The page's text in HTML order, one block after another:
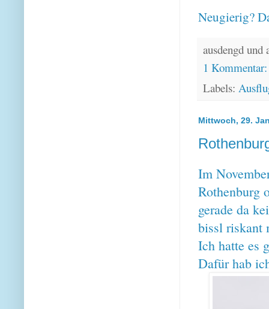
Neugierig?
ausdengd
1
Labels:
Mittwoch, 29.
Im
Rothenburg
gerade da
bissl riskant
Ich hatte es
Dafür hab